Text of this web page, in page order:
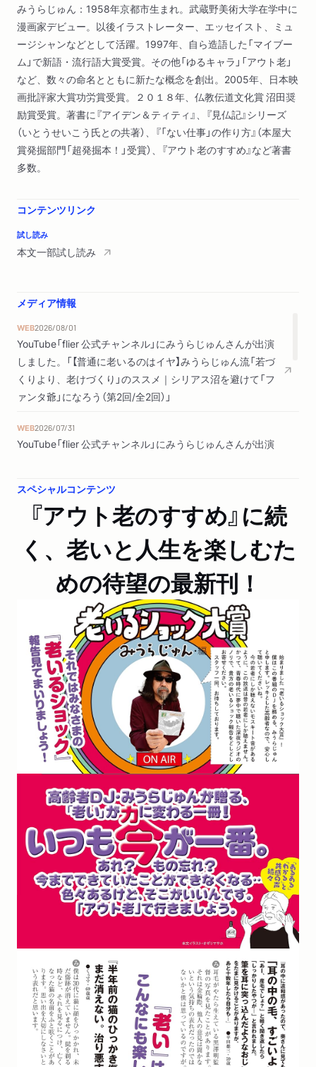
みうらじゅん：1958年京都市生まれ。武蔵野美術大学在学中に
漫画家デビュー。以後イラストレーター、エッセイスト、ミュ
ージシャンなどとして活躍。1997年、自ら造語した「マイブー
ム」で新語・流行語大賞受賞。その他「ゆるキャラ」「アウト老」
など、数々の命名とともに新たな概念を創出。2005年、日本映
画批評家大賞功労賞受賞。２０１８年、仏教伝道文化賞 沼田奨
励賞受賞。著書に『アイデン＆ティティ』、『見仏記』シリーズ
（いとうせいこう氏との共著）、『「ない仕事」の作り方』（本屋大
賞発掘部門「超発掘本！」受賞）、『アウト老のすすめ』など著書
多数。
コンテンツリンク
試し読み
本文一部試し読み
メディア情報
WEB2026/08/01
YouTube「flier 公式チャンネル」にみうらじゅんさんが出演
しました。「【普通に老いるのはイヤ】みうらじゅん流「若づ
くりより、老けづくり」のススメ｜シリアス沼を避けて「フ
ァンタ爺」になろう（第2回/全2回）」
WEB2026/07/31
YouTube「flier 公式チャンネル」にみうらじゅんさんが出演
ク！」で打ち消せ（第1回/全2回）」
2026/07/12
産経新聞「編集者のおすすめ」で紹介されました。「老いを
笑いに変える」
2026/05/19
リアルサウンド ブックに著者インタビューが掲載されまし
た。「「68歳児」みうらじゅんのロッケンロールな老い方と
は？ 叫べ「老い～～るショック！！」」
ラジオ2026/05/18
文化放送「大竹まこと ゴールデンラジオ！」にみうらじゅ
んさんが出演しました。
スペシャルコンテンツ
『アウト老のすすめ』に続
く、老いと人生を楽しむた
めの待望の最新刊！